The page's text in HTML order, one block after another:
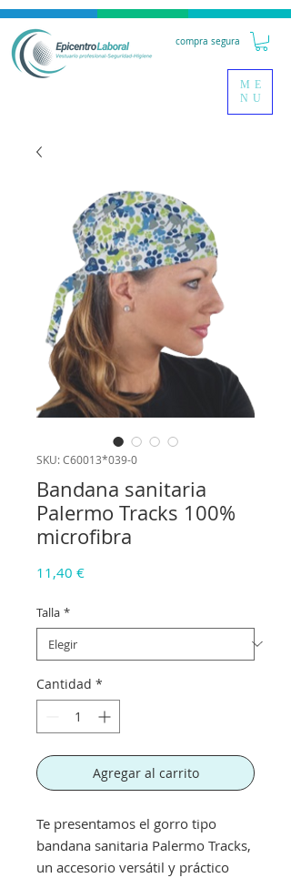
compra segura
ME
NU
SKU: C60013*039-0
Bandana sanitaria
Palermo Tracks 100%
microfibra
11,40 €Precio
Talla *
Cantidad *
Agregar al carrito
Te presentamos el gorro tipo
bandana sanitaria Palermo Tracks,
un accesorio versátil y práctico